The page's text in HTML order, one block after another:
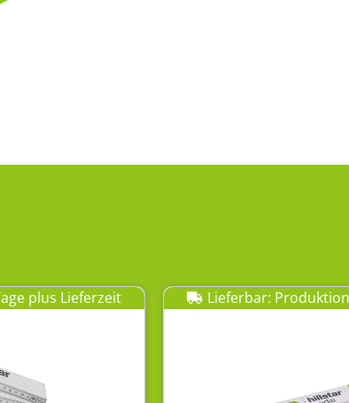
plus Lieferzeit Lieferbar: